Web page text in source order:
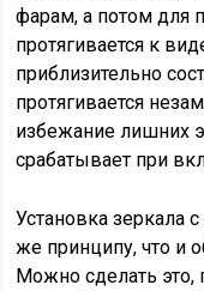
фарам, а потом для
протягивается к
приблизительно
протягивается
избежание лишних
срабатывает при
Установка зеркала
же принципу, что и
Можно сделать